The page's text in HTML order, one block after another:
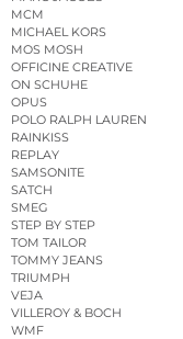
MCM
MICHAEL KORS
MOS MOSH
OFFICINE CREATIVE
ON SCHUHE
OPUS
POLO RALPH LAUREN
RAINKISS
REPLAY
SAMSONITE
SATCH
SMEG
STEP BY STEP
TOM TAILOR
TOMMY JEANS
TRIUMPH
VEJA
VILLEROY & BOCH
WMF